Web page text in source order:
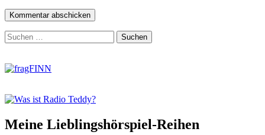
Zum
Footer
Suchen
nach:
Meine Lieblingshörspiel-Reihen